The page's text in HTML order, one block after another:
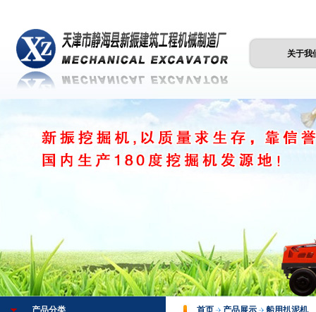
关于我
产品分类 首页 产品展示 船用扒泥机